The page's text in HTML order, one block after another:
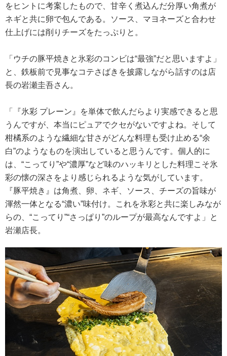
をヒントに考案したもので、甘辛く煮込んだ分厚い角煮が
ネギと共に卵で包んである。ソース、マヨネーズと合わせ
仕上げには削りチーズをたっぷりと。
「ウチの豚平焼きと氷彩のコンビは“最強”だと思いますよ」
と、鉄板前で見事なコテさばきを披露しながら話すのは店
長の岩瀬圭吾さん。
「『氷彩 プレーン』を単体で飲んだらより実感できると思
うんですが、本当にピュアでクセがないですよね。そして
柑橘系のような繊細な甘さがどんな料理も受け止める“余
白”のようなものを演出していると思うんです。個人的に
は、“こってり”や“濃厚”など味のハッキリとした料理こそ氷
彩の懐の深さをより感じられるような気がしています。
『豚平焼き』は角煮、卵、ネギ、ソース、チーズの旨味が
渾然一体となる“濃い”味付け。これを氷彩と共に楽しみなが
らの、“こってり”“さっぱり”のループが最高なんですよ」と
岩瀬店長。